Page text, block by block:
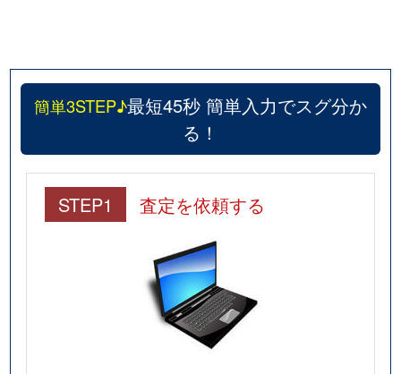
簡単3STEP♪最短45秒 簡単入力でスグ分か
る！
STEP1 査定を依頼する